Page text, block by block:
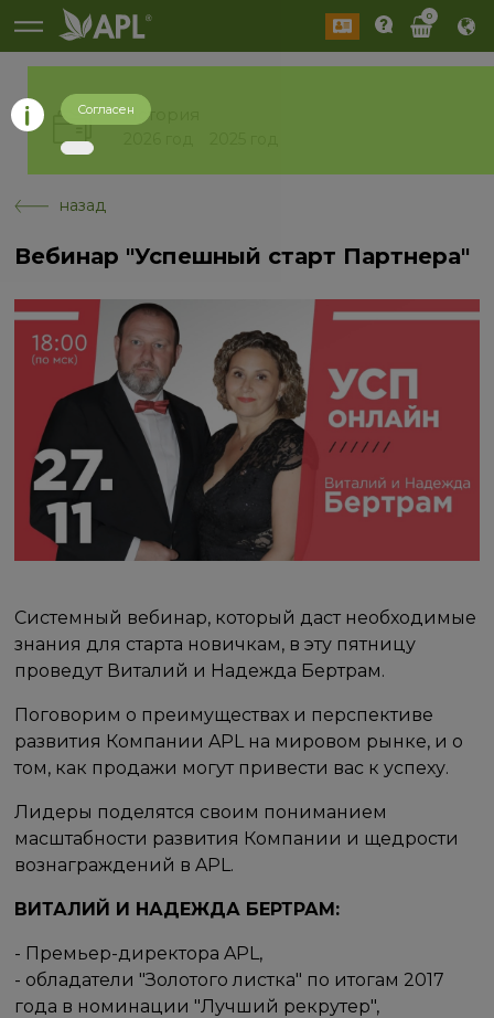
0
История
назад
Вебинар "Успешный старт Партнера"
Системный вебинар, который даст необходимые
знания для старта новичкам, в эту пятницу
проведут Виталий и Надежда Бертрам.
Поговорим о преимуществах и перспективе
развития Компании APL на мировом рынке, и о
том, как продажи могут привести вас к успеху.
Лидеры поделятся своим пониманием
масштабности развития Компании и щедрости
вознаграждений в APL.
ВИТАЛИЙ И НАДЕЖДА БЕРТРАМ:
- Премьер-директора APL,
- обладатели "Золотого листка" по итогам 2017
года в номинации "Лучший рекрутер",
Согласен